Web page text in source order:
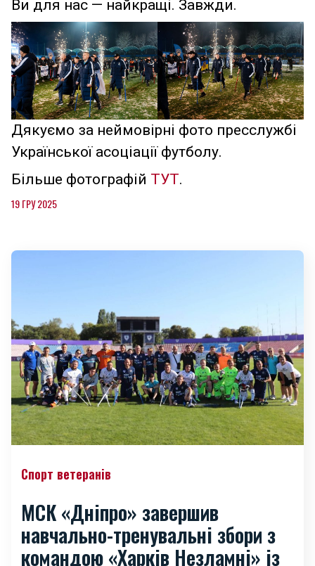
Ви для нас — найкращі. Завжди.
Дякуємо за неймовірні фото пресслужбі
Української асоціації футболу.
Більше фотографій ТУТ.
19 ГРУ 2025
Спорт ветеранів
МСК «Дніпро» завершив
навчально-тренувальні збори з
командою «Харків Незламні» із